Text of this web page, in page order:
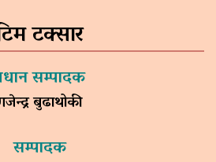
टक्सार
सम्पादक
बुढाथोकी
सम्पादक